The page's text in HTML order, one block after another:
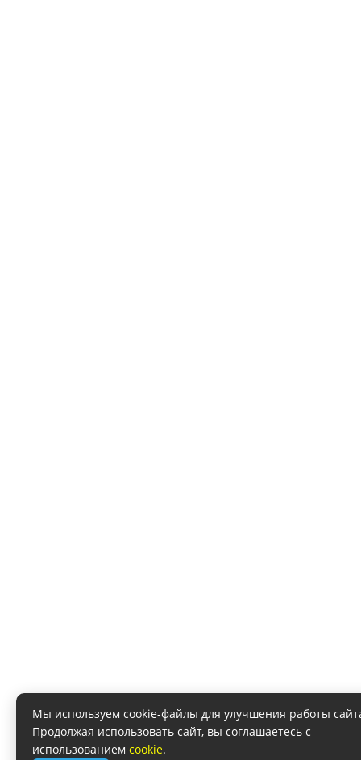
Мы используем cookie-файлы для улучшения работы
Продолжая использовать сайт, вы соглашаетесь с
использованием cookie.